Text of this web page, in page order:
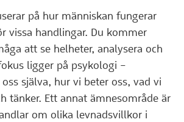
på hur människan fungerar
vissa handlingar. Du kommer
att se helheter, analysera och
ligger på psykologi –
själva, hur vi beter oss, vad vi
tänker. Ett annat ämnesområde är
om olika levnadsvillkor i